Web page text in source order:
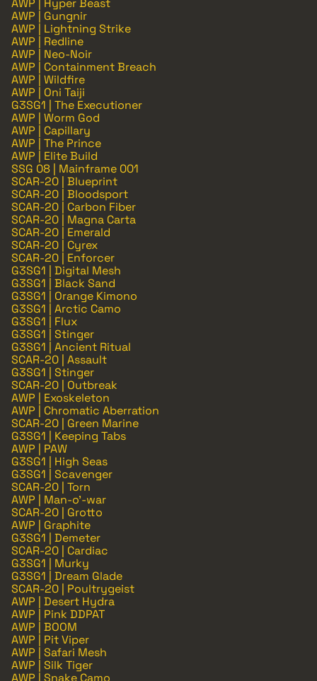
AWP | Hyper Beast
AWP | Gungnir
AWP | Lightning Strike
AWP | Redline
AWP | Neo-Noir
AWP | Containment Breach
AWP | Wildfire
AWP | Oni Taiji
G3SG1 | The Executioner
AWP | Worm God
AWP | Capillary
AWP | The Prince
AWP | Elite Build
SSG 08 | Mainframe 001
SCAR-20 | Blueprint
SCAR-20 | Bloodsport
SCAR-20 | Carbon Fiber
SCAR-20 | Magna Carta
SCAR-20 | Emerald
SCAR-20 | Cyrex
SCAR-20 | Enforcer
G3SG1 | Digital Mesh
G3SG1 | Black Sand
G3SG1 | Orange Kimono
G3SG1 | Arctic Camo
G3SG1 | Flux
G3SG1 | Stinger
G3SG1 | Ancient Ritual
SCAR-20 | Assault
G3SG1 | Stinger
SCAR-20 | Outbreak
AWP | Exoskeleton
AWP | Chromatic Aberration
SCAR-20 | Green Marine
G3SG1 | Keeping Tabs
AWP | PAW
G3SG1 | High Seas
G3SG1 | Scavenger
SCAR-20 | Torn
AWP | Man-o'-war
SCAR-20 | Grotto
AWP | Graphite
G3SG1 | Demeter
SCAR-20 | Cardiac
G3SG1 | Murky
G3SG1 | Dream Glade
SCAR-20 | Poultrygeist
AWP | Desert Hydra
AWP | Pink DDPAT
AWP | BOOM
AWP | Pit Viper
AWP | Safari Mesh
AWP | Silk Tiger
AWP | Snake Camo